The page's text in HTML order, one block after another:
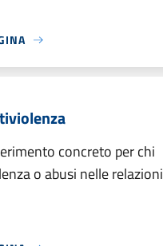
concreto per chi
o abusi nelle relazioni